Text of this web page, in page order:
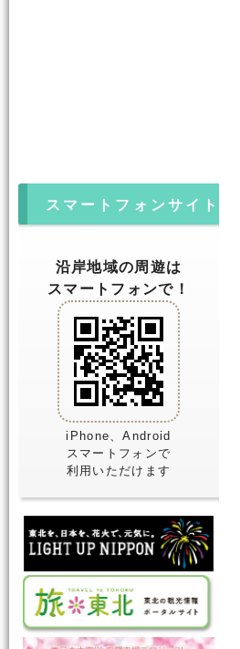
スマートフォンサイト
沿岸地域の周遊は
スマートフォンで！
iPhone、Android
スマートフォンで
利用いただけます